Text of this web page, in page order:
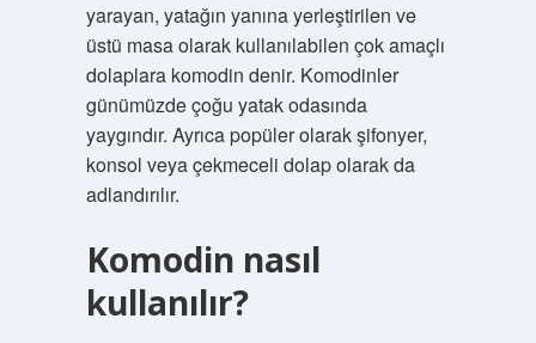
yarayan, yatağın yanına yerleştirilen ve
üstü masa olarak kullanılabilen çok amaçlı
dolaplara komodin denir. Komodinler
günümüzde çoğu yatak odasında
yaygındır. Ayrıca popüler olarak şifonyer,
konsol veya çekmeceli dolap olarak da
adlandırılır.
Komodin nasıl
kullanılır?